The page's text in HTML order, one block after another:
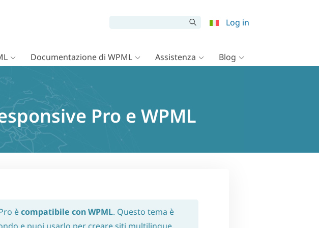
Log in
Documentazione di WPML Assistenza Blog
Pro e WPML
ècompatibile con WPML. Questo tema è